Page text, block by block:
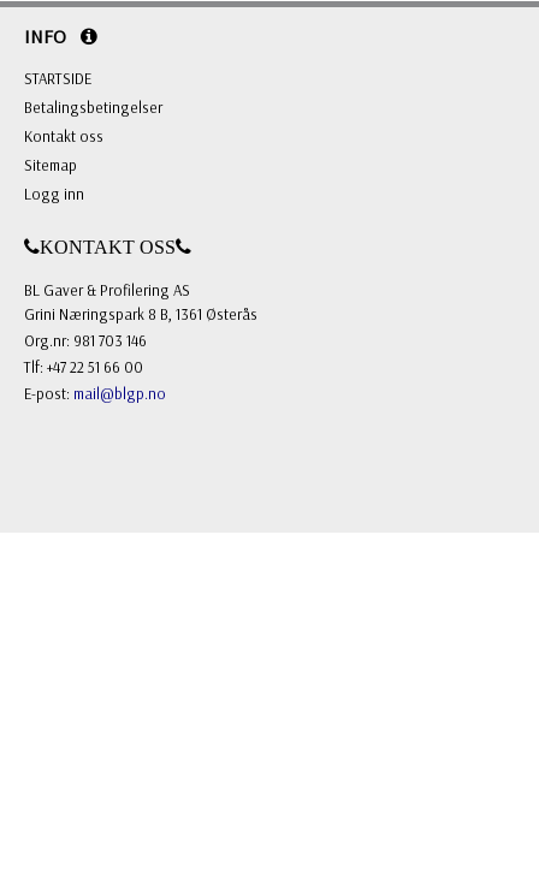
INFO
STARTSIDE
Betalingsbetingelser
Kontakt oss
Sitemap
Logg inn
KONTAKT OSS
BL Gaver & Profilering AS
Grini Næringspark 8 B, 1361 Østerås
Org.nr: 981 703 146
Tlf: +47 22 51 66 00
E-post: mail@blgp.no